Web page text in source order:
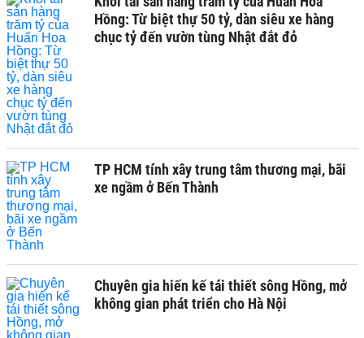
Hồng: Từ biệt thự 50 tỷ, dàn siêu xe hàng
chục tỷ đến vườn tùng Nhật đắt đỏ
TP HCM tính xây trung tâm thương mại, bãi
xe ngầm ở Bến Thành
Chuyên gia hiến kế tái thiết sông Hồng, mở
không gian phát triển cho Hà Nội